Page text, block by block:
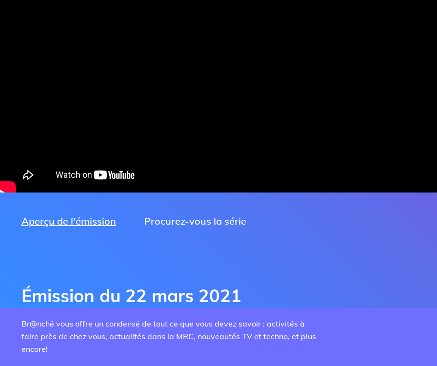
Aperçu de l'émission Procurez-vous la série
Émission du 22 mars 2021
Br@nché vous offre un condensé de tout ce que vous devez savoir : activités à
faire près de chez vous, actualités dans la MRC, nouveautés TV et techno, et plus
encore!